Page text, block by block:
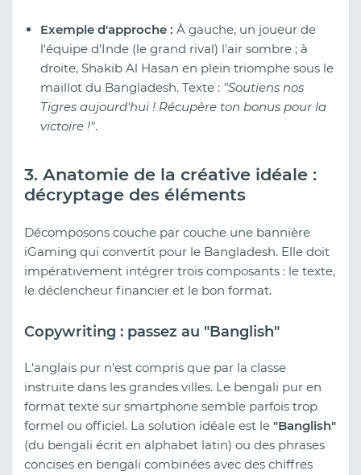
Exemple d'approche : À gauche, un joueur de
l'équipe d'Inde (le grand rival) l'air sombre ; à
droite, Shakib Al Hasan en plein triomphe sous le
maillot du Bangladesh. Texte : "Soutiens nos
Tigres aujourd'hui ! Récupère ton bonus pour la
victoire !".
3. Anatomie de la créative idéale :
décryptage des éléments
Décomposons couche par couche une bannière
iGaming qui convertit pour le Bangladesh. Elle doit
impérativement intégrer trois composants : le texte,
le déclencheur financier et le bon format.
Copywriting : passez au "Banglish"
L'anglais pur n'est compris que par la classe
instruite dans les grandes villes. Le bengali pur en
format texte sur smartphone semble parfois trop
formel ou officiel. La solution idéale est le "Banglish"
(du bengali écrit en alphabet latin) ou des phrases
concises en bengali combinées avec des chiffres